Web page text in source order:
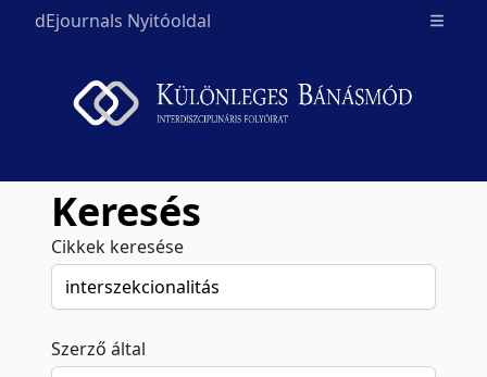
dEjournals Nyitóoldal Open
Keresés
Cikkek keresése
Szerző által